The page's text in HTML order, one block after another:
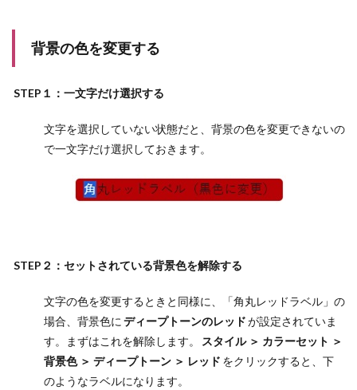
背景の色を変更する
STEP１：一文字だけ選択する
文字を選択していない状態だと、背景の色を変更できないの
で一文字だけ選択しておきます。
STEP２：セットされている背景色を解除する
文字の色を変更するときと同様に、「角丸レッドラベル」の
場合、背景色に ディープトーンのレッドが設定されていま
す。まずはこれを解除します。
スタイル ＞ カラーセット ＞
背景色 ＞ ディープトーン ＞ レッド をクリックすると、下
のようなラベルになります。